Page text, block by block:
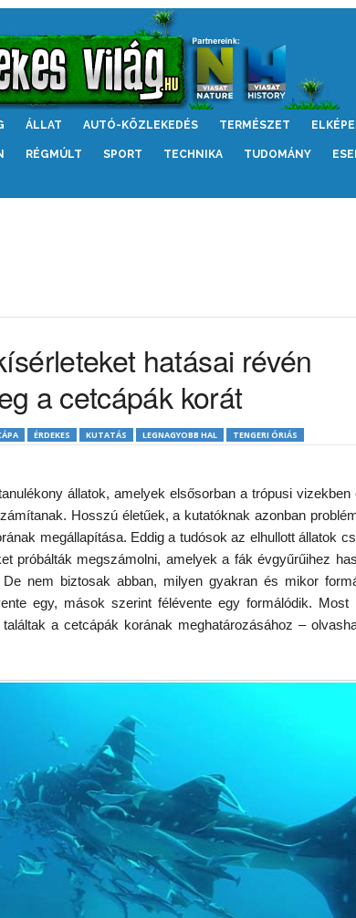
ÁLLAT AUTÓ-KÖZLEKEDÉS TERMÉSZET
RÉGMÚLT SPORT TECHNIKA TUDOMÁNY
hatásai révén
a cetcápák korát
ÉRDEKES KUTATÁS LEGNAGYOBB HAL TENGERI ÓRIÁS
állatok, amelyek elsősorban a trópusi vizekben
Hosszú életűek, a kutatóknak azonban
megállapítása. Eddig a tudósok az elhullott állatok
próbálták megszámolni, amelyek a fák évgyűrűihez
De nem biztosak abban, milyen gyakran és mikor
egy, mások szerint félévente egy formálódik. Most
a cetcápák korának meghatározásához –